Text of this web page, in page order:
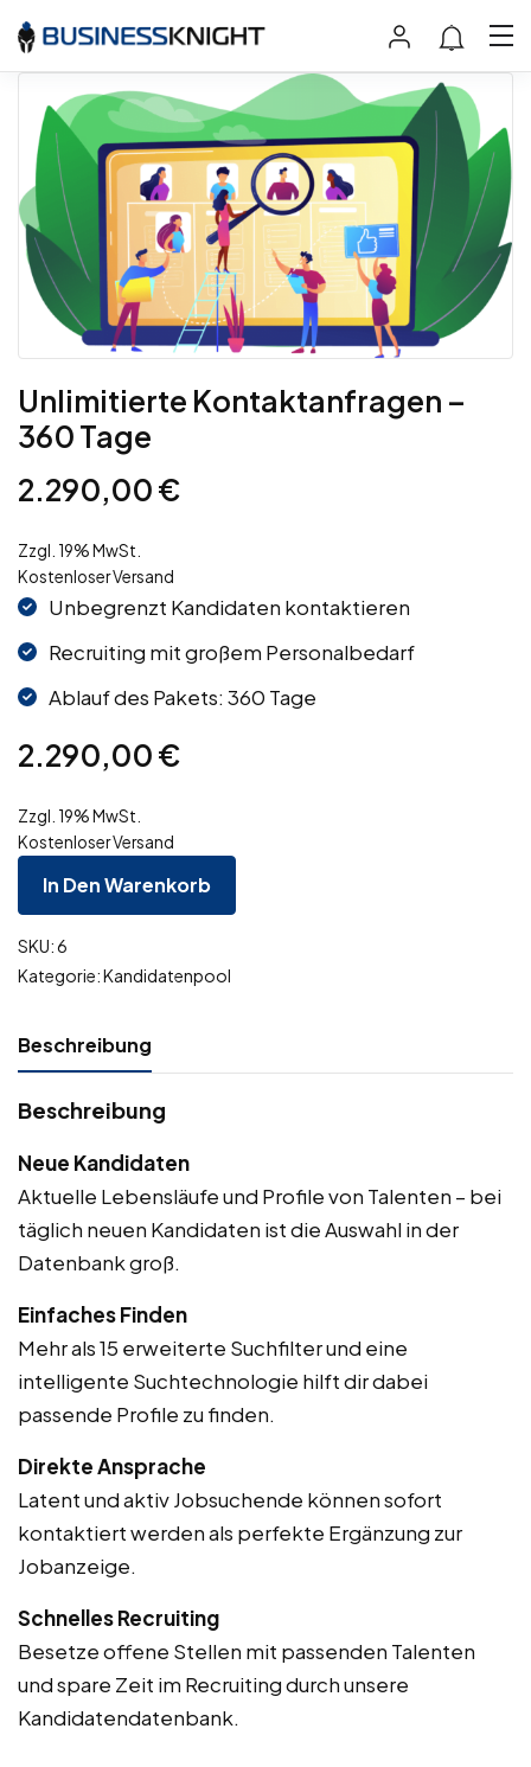
Unlimitierte Kontaktanfragen –
360 Tage
2.290,00€
Zzgl. 19% MwSt.
Kostenloser Versand
Unbegrenzt Kandidaten kontaktieren
Recruiting mit großem Personalbedarf
Ablauf des Pakets: 360 Tage
2.290,00€
Zzgl. 19% MwSt.
Kostenloser Versand
In Den Warenkorb
SKU:6
Kategorie:Kandidatenpool
Beschreibung
Beschreibung
Neue Kandidaten
Aktuelle Lebensläufe und Profile von Talenten – bei
täglich neuen Kandidaten ist die Auswahl in der
Datenbank groß.
Einfaches Finden
Mehr als 15 erweiterte Suchfilter und eine
intelligente Suchtechnologie hilft dir dabei
passende Profile zu finden.
Direkte Ansprache
Latent und aktiv Jobsuchende können sofort
kontaktiert werden als perfekte Ergänzung zur
Jobanzeige.
Schnelles Recruiting
Besetze offene Stellen mit passenden Talenten
und spare Zeit im Recruiting durch unsere
Kandidatendatenbank.